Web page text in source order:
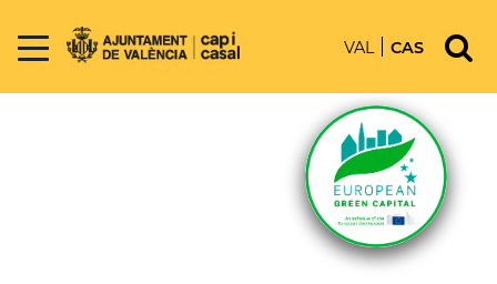
VAL CAS